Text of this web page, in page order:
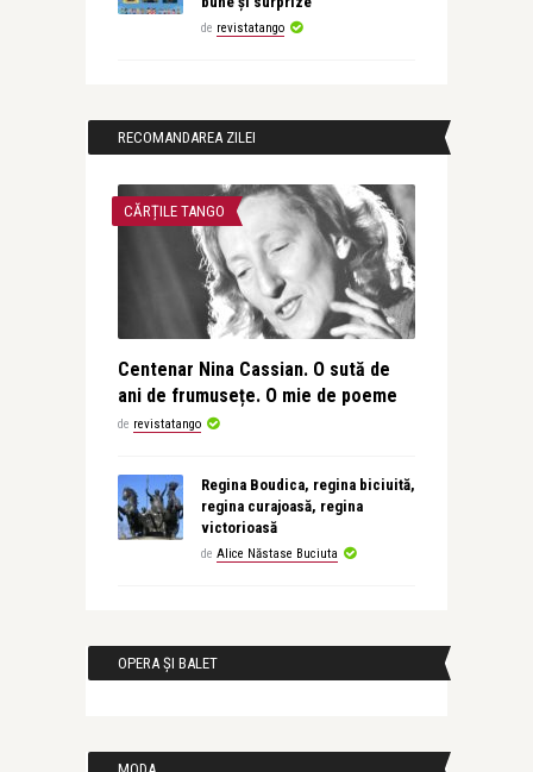
de revistatango
RECOMANDAREA ZILEI
CĂRȚILE TANGO
Centenar Nina Cassian. O sută de
ani de frumusețe. O mie de poeme
de revistatango
Regina Boudica, regina biciuită,
regina curajoasă, regina
victorioasă
de Alice Năstase Buciuta
OPERA ȘI BALET